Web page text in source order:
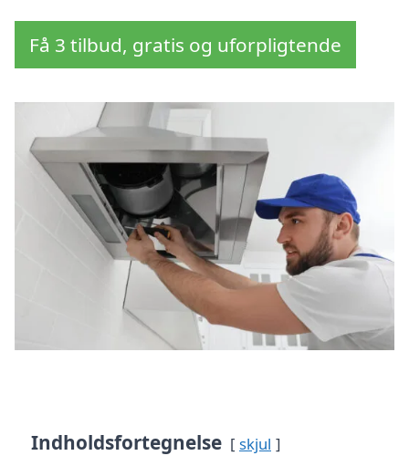
Få 3 tilbud, gratis og uforpligtende
Indholdsfortegnelse skjul